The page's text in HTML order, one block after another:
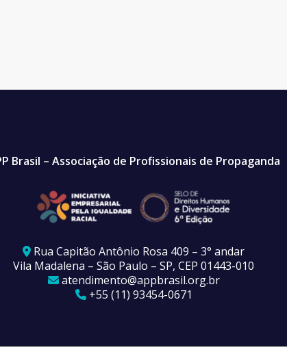
Brasil – Associação de Profissionais de Propaganda
Rua Capitão Antônio Rosa 409 – 3° andar
Vila Madalena – São Paulo – SP, CEP 01443-010
atendimento@appbrasil.org.br
+55 (11) 93454-0671